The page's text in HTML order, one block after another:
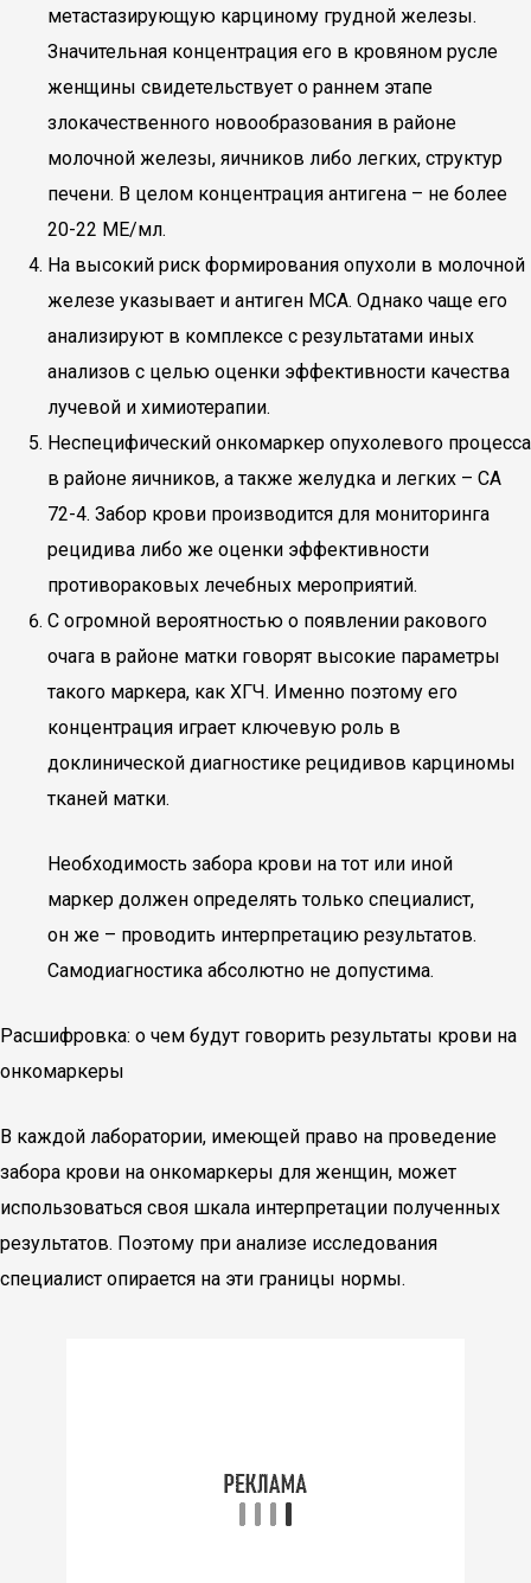
метастазирующую карциному грудной железы.
Значительная концентрация его в кровяном русле
женщины свидетельствует о раннем этапе
злокачественного новообразования в районе
молочной железы, яичников либо легких, структур
печени. В целом концентрация антигена – не более
20-22 МЕ/мл.
На высокий риск формирования опухоли в молочной
железе указывает и антиген МСА. Однако чаще его
анализируют в комплексе с результатами иных
анализов с целью оценки эффективности качества
лучевой и химиотерапии.
Неспецифический онкомаркер опухолевого процесса
в районе яичников, а также желудка и легких – СА
72-4. Забор крови производится для мониторинга
рецидива либо же оценки эффективности
противораковых лечебных мероприятий.
С огромной вероятностью о появлении ракового
очага в районе матки говорят высокие параметры
такого маркера, как ХГЧ. Именно поэтому его
концентрация играет ключевую роль в
доклинической диагностике рецидивов карциномы
тканей матки.
Необходимость забора крови на тот или иной
маркер должен определять только специалист,
он же – проводить интерпретацию результатов.
Самодиагностика абсолютно не допустима.
Расшифровка: о чем будут говорить результаты крови на
онкомаркеры
В каждой лаборатории, имеющей право на проведение
забора крови на онкомаркеры для женщин, может
использоваться своя шкала интерпретации полученных
результатов. Поэтому при анализе исследования
специалист опирается на эти границы нормы.